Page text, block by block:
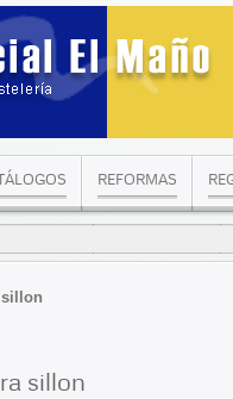
REFORMAS
sillon
sillon